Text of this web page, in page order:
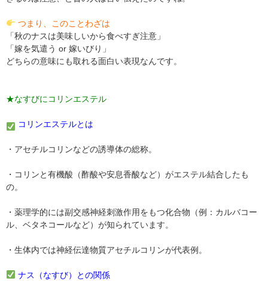
つまり、このことわざは
「秋のナスは美味しいから食べすぎ注意」
「嫁を気遣う or 嫁いびり」
どちらの意味にも取れる面白い表現なんです。
★なすびにコリンエステル
コリンエステルとは
・アセチルコリンなどの誘導体の総称。
・コリンと有機酸（酢酸や安息香酸など）がエステル結合したも
の。
・薬理学的には副交感神経刺激作用をもつ化合物（例：カルバコー
ル、ベタネコールなど）が知られています。
・生体内では神経伝達物質アセチルコリンが代表例。
ナス（なすび）との関係